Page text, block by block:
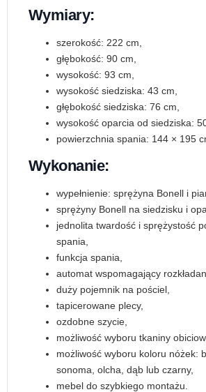
Wymiary:
szerokość: 222 cm,
głębokość: 90 cm,
wysokość: 93 cm,
wysokość siedziska: 43 cm,
głębokość siedziska: 76 cm,
wysokość oparcia od siedziska:
powierzchnia spania: 144 × 195
Wykonanie:
wypełnienie: sprężyna Bonell i
sprężyny Bonell na siedzisku i
jednolita twardość i sprężystość
spania,
funkcja spania,
automat wspomagający
duży pojemnik na pościel,
tapicerowane plecy,
ozdobne szycie,
możliwość wyboru tkaniny
możliwość wyboru koloru nóżek:
sonoma, olcha, dąb lub czarny,
mebel do szybkiego montażu.